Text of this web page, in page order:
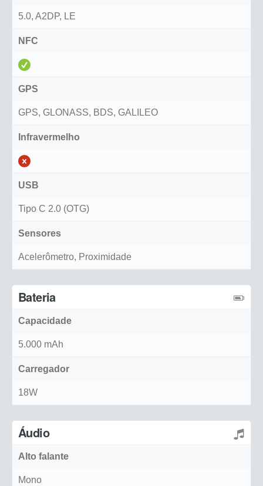
5.0, A2DP, LE
NFC
GPS
GPS, GLONASS, BDS, GALILEO
Infravermelho
USB
Tipo C 2.0 (OTG)
Sensores
Acelerômetro, Proximidade
Bateria
Capacidade
5.000 mAh
Carregador
18W
Áudio
Alto falante
Mono